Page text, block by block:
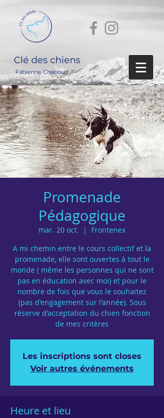
Clé des chiens
Fabienne Chaboud
Promenade
Pédagogique
mar. 20 oct.
  |
Frontenex
A mi chemin entre le cours collectif et la
promenade, elle sont ouvertes à tout le
monde ( même les personnes qui ne sont
pas en éducation avec moi) et pour le
nombre de fois que vous le souhaitez
(pas d'engagement sur l'année). Sous
réserve d'acceptation du chien fonction
de mes critères
Les inscriptions sont closes
Voir autres événements
Heure et lieu